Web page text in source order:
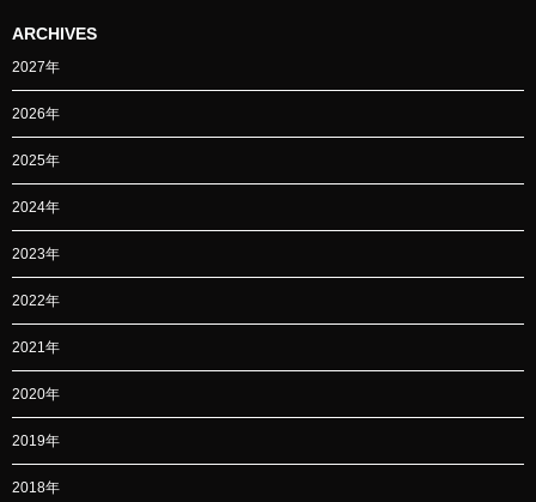
ARCHIVES
2027年
2026年
2025年
2024年
2023年
2022年
2021年
2020年
2019年
2018年